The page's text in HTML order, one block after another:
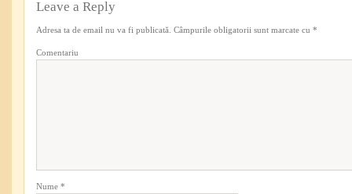
Leave a Reply
Adresa ta de email nu va fi publicată. Câmpurile obligatorii sunt marcate cu *
Comentariu
Nume *